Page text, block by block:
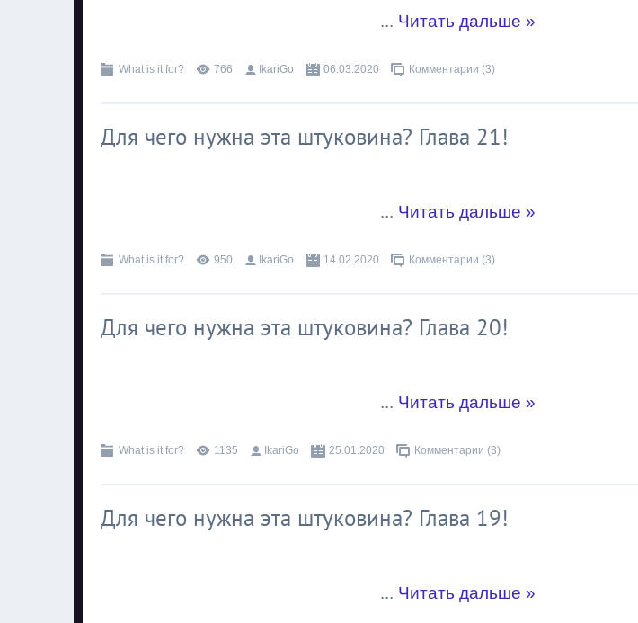
... Читать дальше »
What is it for? 766 IkariGo 06.03.2020 Комментарии (3)
Для чего нужна эта штуковина? Глава 21!
... Читать дальше »
What is it for? 950 IkariGo 14.02.2020 Комментарии (3)
Для чего нужна эта штуковина? Глава 20!
... Читать дальше »
What is it for? 1135 IkariGo 25.01.2020 Комментарии (3)
Для чего нужна эта штуковина? Глава 19!
... Читать дальше »